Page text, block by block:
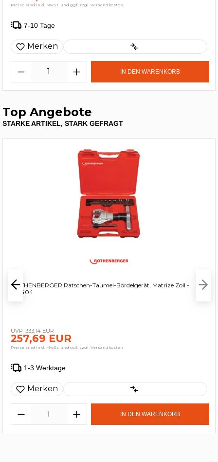
Preise sind inkl. MwSt. und ggf. zzgl. Versandkosten
7-10 Tage
Merken
IN DEN WARENKORB
Top Angebote
STARKE ARTIKEL, STARK GEFRAGT
ROTHENBERGER Ratschen-Taumel-Bördelgerät, Matrize Zoll -
222404
333,14 EUR
257,69 EUR
Preise sind inkl. MwSt. und ggf. zzgl. Versandkosten
1-3 Werktage
Merken
IN DEN WARENKORB